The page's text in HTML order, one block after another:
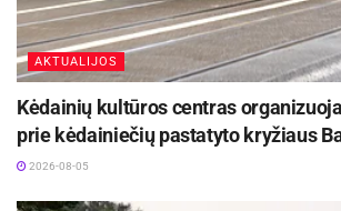
AKTUALIJOS
Kėdainių kultūros centras
prie kėdainiečių pastatyto kryžiaus
2026-08-05